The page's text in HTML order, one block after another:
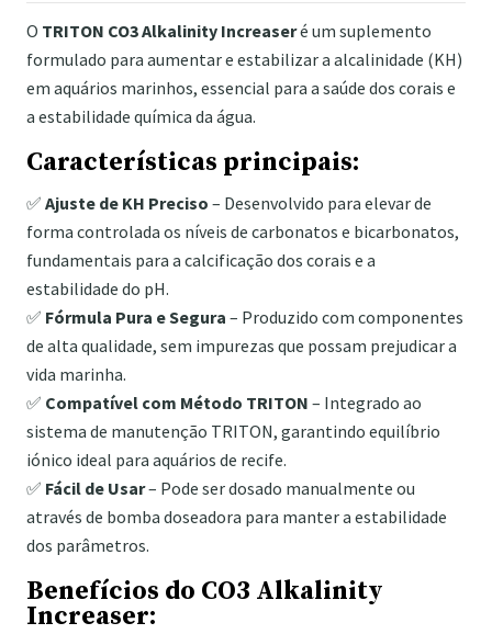
O TRITON CO3 Alkalinity Increaseré um suplemento
formulado para aumentar e estabilizar a alcalinidade (KH)
em aquários marinhos, essencial para a saúde dos corais e
a estabilidade química da água.
Características principais:
✅ Ajuste de KH Preciso – Desenvolvido para elevar de
forma controlada os níveis de carbonatos e bicarbonatos,
fundamentais para a calcificação dos corais e a
estabilidade do pH.
✅ Fórmula Pura e Segura – Produzido com componentes
de alta qualidade, sem impurezas que possam prejudicar a
vida marinha.
✅ Compatível com Método TRITON – Integrado ao
sistema de manutenção TRITON, garantindo equilíbrio
iónico ideal para aquários de recife.
✅ Fácil de Usar– Pode ser dosado manualmente ou
através de bomba doseadora para manter a estabilidade
dos parâmetros.
Benefícios do CO3 Alkalinity
Increaser: